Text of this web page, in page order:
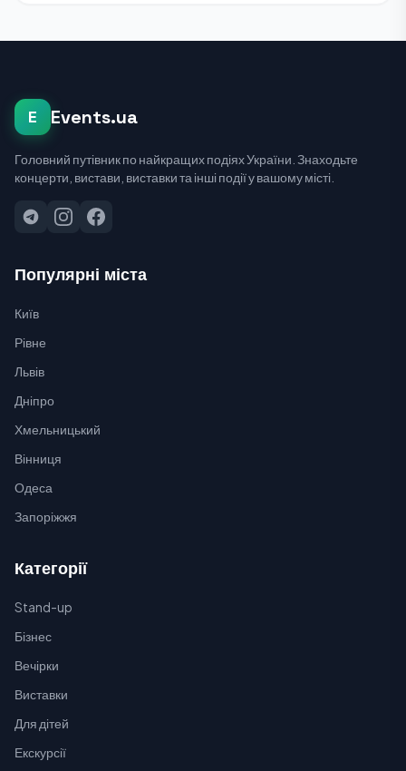
E Events.ua
Головний путівник по найкращих подіях України. Знаходьте
концерти, вистави, виставки та інші події у вашому місті.
Популярні міста
Київ
Рівне
Львів
Дніпро
Хмельницький
Вінниця
Одеса
Запоріжжя
Категорії
Stand-up
Бізнес
Вечірки
Виставки
Для дітей
Екскурсії